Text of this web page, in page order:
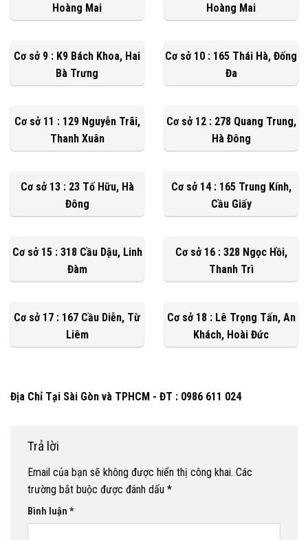
Hoàng Mai
Hoàng Mai
Cơ sở 9 : K9 Bách Khoa, Hai
Bà Trưng
Cơ sở 10 : 165 Thái Hà, Đống
Đa
Cơ sở 11 : 129 Nguyễn Trãi,
Thanh Xuân
Cơ sở 12 : 278 Quang Trung,
Hà Đông
Cơ sở 13 : 23 Tố Hữu, Hà
Đông
Cơ sở 14 : 165 Trung Kính,
Cầu Giấy
Cơ sở 15 : 318 Cầu Dậu, Linh
Đàm
Cơ sở 16 : 328 Ngọc Hồi,
Thanh Trì
Cơ sở 17 : 167 Cầu Diễn, Từ
Liêm
Cơ sở 18 : Lê Trọng Tấn, An
Khách, Hoài Đức
Địa Chỉ Tại Sài Gòn và TPHCM - ĐT : 0986 611 024
Trả lời
Email của bạn sẽ không được hiển thị công khai. Các
trường bắt buộc được đánh dấu *
Bình luận *